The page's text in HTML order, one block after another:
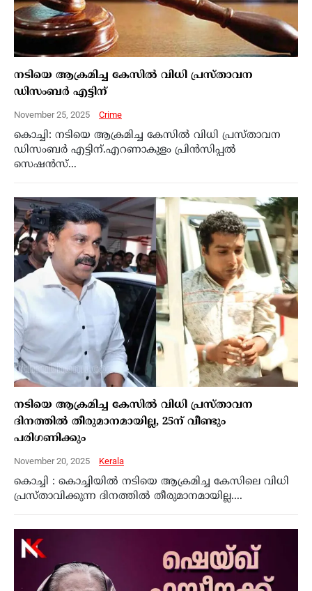
നടിയെ ആക്രമിച്ച കേസില്‍ വിധി പ്രസ്താവന
ഡിസംബര്‍ എട്ടിന്
November 25, 2025 Crime
കൊച്ചി: നടിയെ ആക്രമിച്ച കേസില്‍ വിധി പ്രസ്താവന
ഡിസംബര്‍ എട്ടിന്.എറണാകുളം പ്രിന്‍സിപ്പല്‍
സെഷന്‍സ്...
നടിയെ ആക്രമിച്ച കേസിൽ വിധി പ്രസ്താവന
ദിനത്തിൽ തീരുമാനമായില്ല, 25ന് വീണ്ടും
പരിഗണിക്കും
November 20, 2025 Kerala
കൊച്ചി : കൊച്ചിയിൽ നടിയെ ആക്രമിച്ച കേസിലെ വിധി
പ്രസ്താവിക്കുന്ന ദിനത്തിൽ തീരുമാനമായില്ല....